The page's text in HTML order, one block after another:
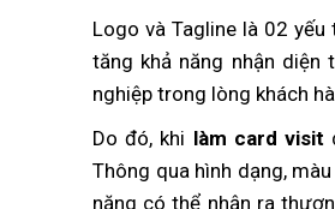
Logo và Tagline là 02
tăng khả năng nhận diện
nghiệp trong lòng khách
Do đó, khi làm card visit
Thông qua hình dạng,
năng có thể nhận ra